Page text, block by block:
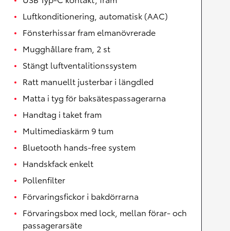
Luftkonditionering, automatisk (AAC)
Fönsterhissar fram elmanövrerade
Mugghållare fram, 2 st
Stängt luftventalitionssystem
Ratt manuellt justerbar i längdled
Matta i tyg för baksätespassagerarna
Handtag i taket fram
Multimediaskärm 9 tum
Bluetooth hands-free system
Handskfack enkelt
Pollenfilter
Förvaringsfickor i bakdörrarna
Förvaringsbox med lock, mellan förar- och
passagerarsäte